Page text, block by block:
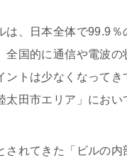
は、日本全体で99.9％
全国的に通信や電波の
ントは少なくなってき
太田市エリア」におい
されてきた「ビルの内